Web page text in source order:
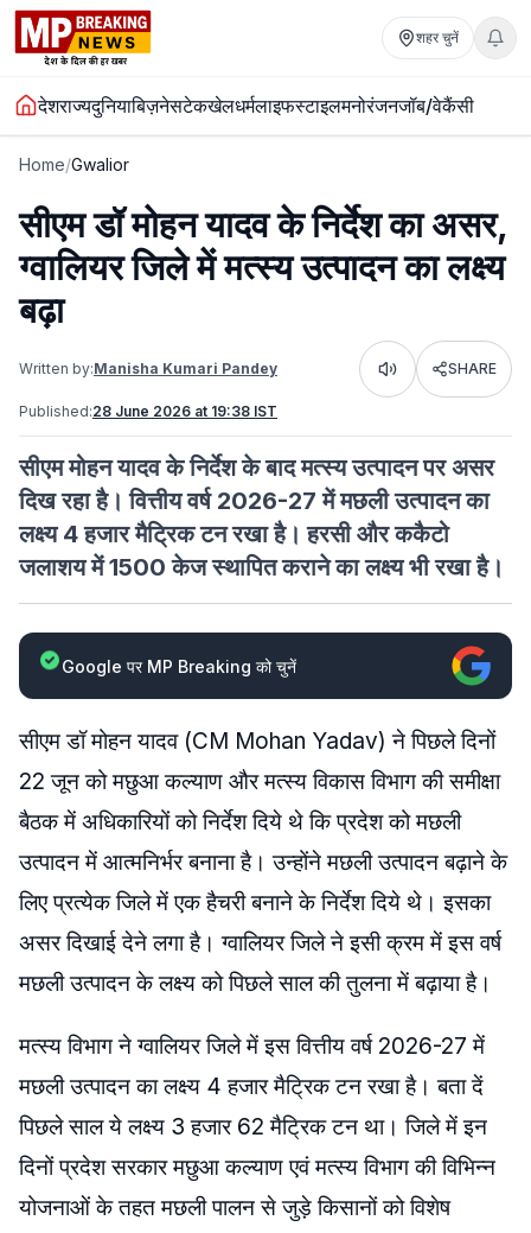
शहर चुनें
देशराज्यदुनियाबिज़नेसटेकखेलधर्मलाइफस्टाइलमनोरंजनजॉब/वेकैंसी
Home/Gwalior
सीएम डॉ मोहन यादव के निर्देश का असर,
ग्वालियर जिले में मत्स्य उत्पादन का लक्ष्य
बढ़ा
Written by:Manisha Kumari Pandey Listen SHARE
Published:28 June 2026 at 19:38 IST
सीएम मोहन यादव के निर्देश के बाद मत्स्य उत्पादन पर असर
दिख रहा है। वित्तीय वर्ष 2026-27 में मछली उत्पादन का
लक्ष्य 4 हजार मैट्रिक टन रखा है। हरसी और ककैटो
जलाशय में 1500 केज स्थापित कराने का लक्ष्य भी रखा है।
Google पर MP Breaking को चुनें
सीएम डॉ मोहन यादव (CM Mohan Yadav) ने पिछले दिनों
22 जून को मछुआ कल्याण और मत्स्य विकास विभाग की समीक्षा
बैठक में अधिकारियों को निर्देश दिये थे कि प्रदेश को मछली
उत्पादन में आत्मनिर्भर बनाना है। उन्होंने मछली उत्पादन बढ़ाने के
लिए प्रत्येक जिले में एक हैचरी बनाने के निर्देश दिये थे। इसका
असर दिखाई देने लगा है। ग्वालियर जिले ने इसी क्रम में इस वर्ष
मछली उत्पादन के लक्ष्य को पिछले साल की तुलना में बढ़ाया है।
मत्स्य विभाग ने ग्वालियर जिले में इस वित्तीय वर्ष 2026-27 में
मछली उत्पादन का लक्ष्य 4 हजार मैट्रिक टन रखा है। बता दें
पिछले साल ये लक्ष्य 3 हजार 62 मैट्रिक टन था। जिले में इन
दिनों प्रदेश सरकार मछुआ कल्याण एवं मत्स्य विभाग की विभिन्न
योजनाओं के तहत मछली पालन से जुड़े किसानों को विशेष